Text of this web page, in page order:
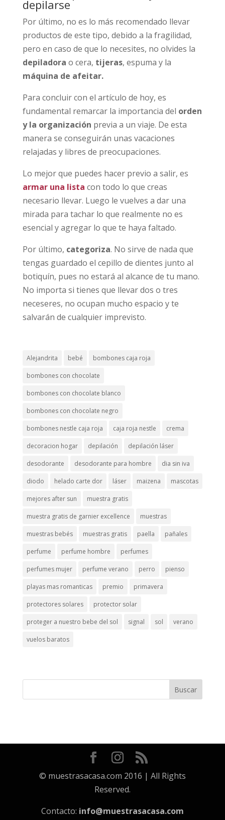
depilarse
Por último, no es lo más recomendado llevar
productos de este tipo, debido a la fragilidad,
pero en caso de que lo necesites, no olvides la
depiladora o cera, tijeras, espuma y la
máquina de afeitar.
Para concluir con el artículo de hoy, es
fundamental remarcar la importancia del orden
y la organización previa a un viaje. De esta
manera se conseguirán unas vacaciones
relajadas y libres de preocupaciones.
Lo mejor que puedes hacer previo a salir, es
armar una lista con todo lo que creas
necesario llevar. Luego le vuelves a dar una
mirada para tachar lo que realmente no es
esencial y agregar lo que te haya faltado.
Por último, categoriza. No sirve de nada que
tengas guardado el cepillo de dientes junto al
botiquín, pues no estará al alcance de tu mano.
No importa si tienes que llevar dos o tres
neceseres, no ocupan mucho espacio y te
salvarán de cualquier imprevisto.
Alejandrita bebé bombones caja roja
bombones con chocolate
bombones con chocolate blanco
bombones con chocolate negro
bombones nestle caja roja caja roja nestle crema
decoracion hogar depilación depilación láser
desodorante desodorante para hombre dia sin iva
diodo helado carte dor láser maizena mascotas
mejores after sun muestra gratis
muestra gratis de garnier excellence muestras
muestras bebés muestras gratis paella pañales
perfume perfume hombre perfumes
perfumes mujer perfume verano perro pienso
playas mas romanticas premio primavera
protectores solares protector solar
proteger a nuestro bebe del sol signal sol verano
vuelos baratos
© muestrasacasa.com 2016 | All Rights
Reserved.
Contacto: info@muestrasacasa.com